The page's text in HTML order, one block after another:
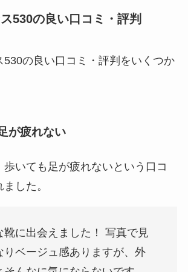
530の良い口コミ・評判
530の良い口コミ・評判をいくつか
が疲れない
歩いても足が疲れないという口コ
した。
靴に出会えました！ 写真で見
りベージュ感ありますが、外